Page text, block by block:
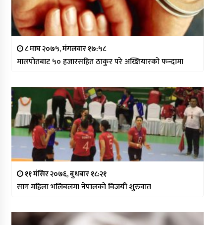
८ माघ २०७५, मंगलवार १७:५८
मालपोतबाट ५० हजारसहित ठाकुर परे अख्तियारको फन्दामा
११ मंसिर २०७६, बुधबार १८:२१
साग महिला भलिबलमा नेपालको विजयी शुरुवात